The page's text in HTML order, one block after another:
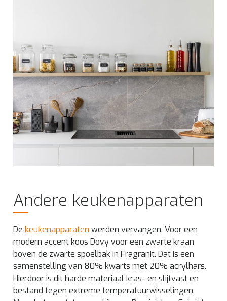
Andere keukenapparaten
Dekeukenapparaten werden vervangen. Voor een
modern accent koos Dovy voor een zwarte kraan
boven de zwarte spoelbak in Fragranit. Dat is een
samenstelling van 80% kwarts met 20% acrylhars.
Hierdoor is dit harde materiaal kras- en slijtvast en
bestand tegen extreme temperatuurwisselingen.